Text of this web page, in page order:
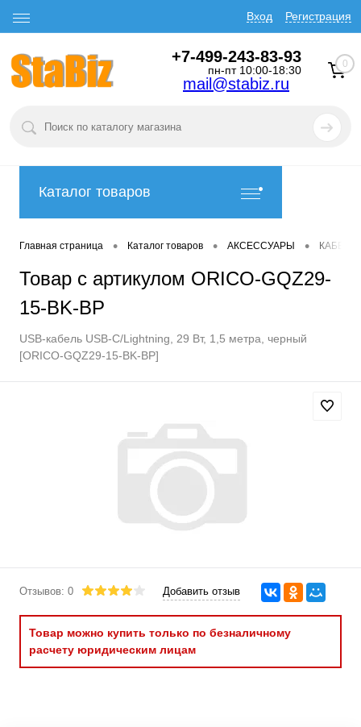
Вход Регистрация
+7-499-243-83-93
пн-пт 10:00-18:30
mail@stabiz.ru
0
Каталог товаров
Главная страница • Каталог товаров • АКСЕССУАРЫ •
Товар с артикулом ORICO-GQZ29-
15-BK-BP
USB-кабель USB-C/Lightning, 29 Вт, 1,5 метра, черный
[ORICO-GQZ29-15-BK-BP]
Отзывов: 0 Добавить отзыв
Товар можно купить только по безналичному
расчету юридическим лицам